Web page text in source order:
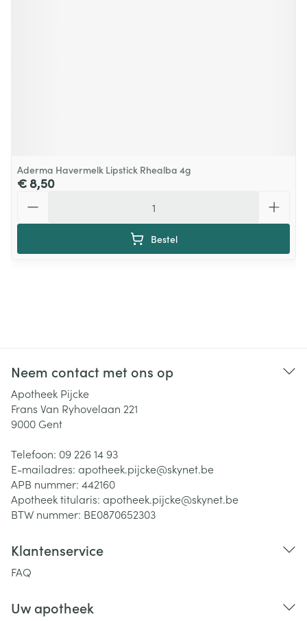
Aderma Havermelk Lipstick Rhealba 4g
€ 8,50
Bestel
Neem contact met ons op
Apotheek Pijcke
Frans Van Ryhovelaan 221
9000 Gent
Telefoon: 09 226 14 93
E-mailadres: apotheek.pijcke@skynet.be
APB nummer: 442160
Apotheek titularis: apotheek.pijcke@skynet.be
BTW nummer: BE0870652303
Klantenservice
FAQ
Uw apotheek